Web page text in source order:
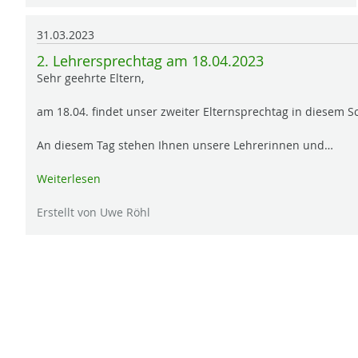
31.03.2023
2. Lehrersprechtag am 18.04.2023
Sehr geehrte Eltern,
am 18.04. findet unser zweiter Elternsprechtag in diesem
An diesem Tag stehen Ihnen unsere Lehrerinnen und…
Weiterlesen
Erstellt von Uwe Röhl